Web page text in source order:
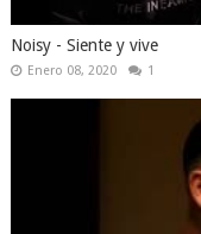
Noisy - Siente y vive
Enero 08, 2020 1